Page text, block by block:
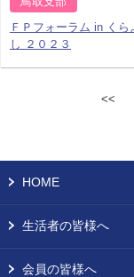
ＦＰフォーラム in くら
し ２０２３
<<
HOME
生活者の皆様へ
会員の皆様へ